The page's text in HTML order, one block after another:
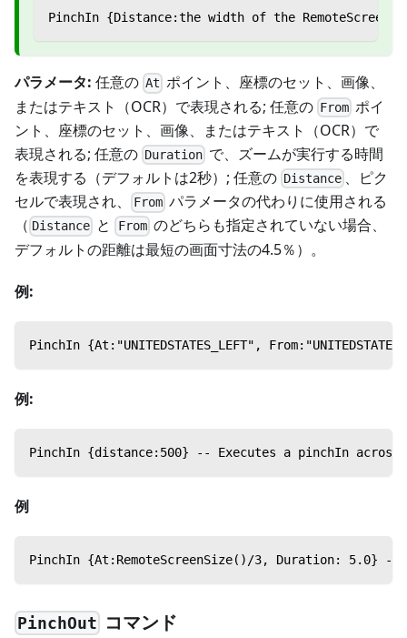
PinchIn {Distance:the width of the
パラメータ: 任意の At ポイント、座標のセット、画像、
またはテキスト（OCR）で表現される; 任意の From ポイ
ント、座標のセット、画像、またはテキスト（OCR）で
表現される; 任意の Duration で、ズームが実行する時間
を表現する（デフォルトは2秒）; 任意の Distance 、ピク
セルで表現され、
From パラメータの代わりに使用される
（ Distance と Fromのどちらも指定されていない場合、
デフォルトの距離は最短の画面寸法の4.5％）。
例:
PinchIn {At:"UNITEDSTATES_LEFT",
例:
PinchIn {distance:500} -- Executes a pinchIn
例
PinchIn {At:RemoteScreenSize()/3, Duration: 5.0}
PinchOut コマンド